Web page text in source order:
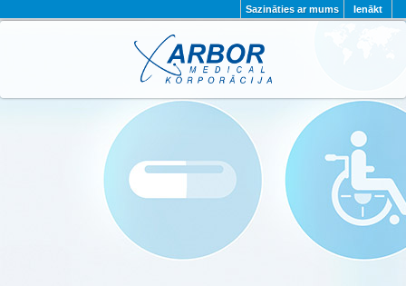
Ienākt
Sazināties ar mums
PAR MUMS PROJEKTI
KONTAKTI
PRIVĀTUMA POLITIKA